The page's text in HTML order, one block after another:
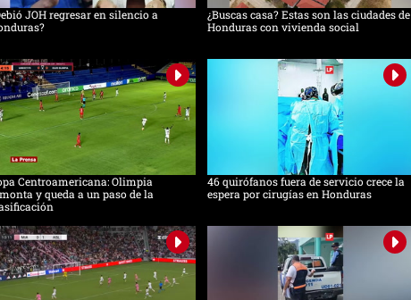
JOH regresar en silencio a
¿Buscas casa? Estas son las ciudades de
Honduras con vivienda social
Centroamericana: Olimpia
y queda a un paso de la
46 quirófanos fuera de servicio crece la
espera por cirugías en Honduras